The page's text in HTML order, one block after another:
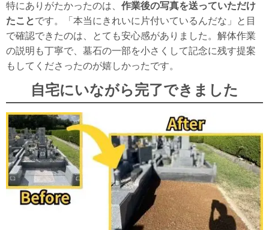
特にありがたかったのは、 作業後の写真を送っていただけ
たことです。「本当にきれいに片付いているんだな」と目
で確認できたのは、とても安心感がありました。解体作業
の説明も丁寧で、墓石の一部を小さくして記念に残す提案
もしてくださったのが嬉しかったです。
自宅にいながら完了できました